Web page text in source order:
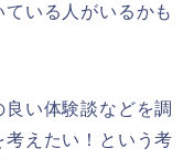
いる人がいるかも
い体験談などを調
えたい！という考